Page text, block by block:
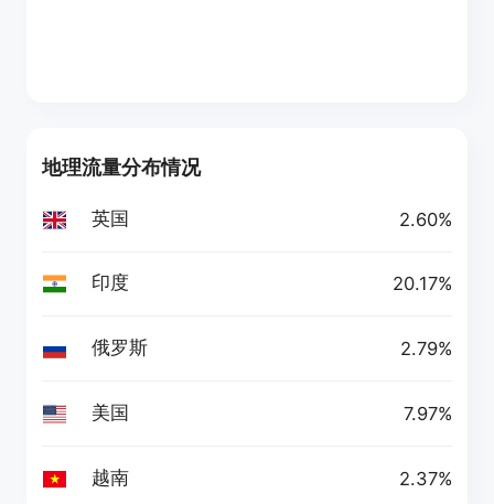
地理流量分布情况
英国 2.60%
印度 20.17%
俄罗斯 2.79%
美国 7.97%
越南 2.37%